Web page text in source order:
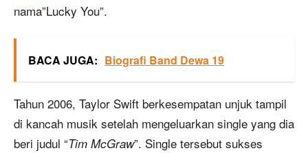
nama”Lucky You”.
BACA JUGA: Biografi Band Dewa 19
Tahun 2006, Taylor Swift berkesempatan unjuk tampil
di kancah musik setelah mengeluarkan single yang dia
beri judul “Tim McGraw”. Single tersebut sukses